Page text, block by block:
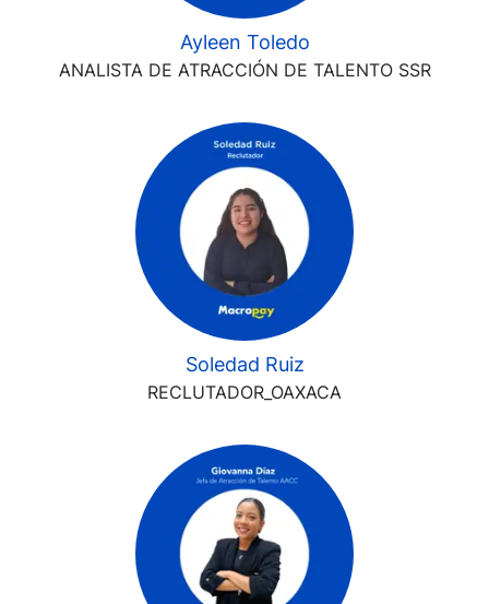
Ayleen Toledo
ANALISTA DE ATRACCIÓN DE TALENTO SSR
Soledad Ruiz
RECLUTADOR_OAXACA